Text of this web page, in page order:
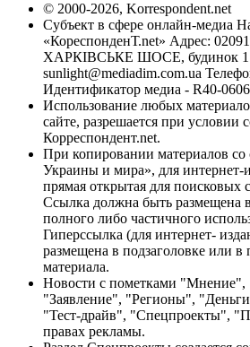
© 2000-2026, Korrespondent.net
Субъект в сфере онлайн-медиа
«КореспонденТ.net» Адрес:
ХАРКІВСЬКЕ ШОСЕ, будинок
sunlight@mediadim.com.ua
Идентификатор медиа - R40-
Использование любых
сайте, разрешается при условии
Корреспондент.net.
При копировании материалов
Украины и мира», для интернет-
прямая открытая для поисковых
Ссылка должна быть размещена
полного либо частичного
Гиперссылка (для интернет-
размещена в подзаголовке или в
материала.
Новости с пометками "Мнение",
"Заявление", "Регионы",
"Тест-драйв", "Спецпроекты",
правах рекламы.